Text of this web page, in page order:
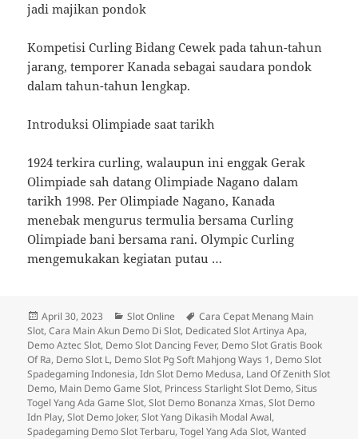
jadi majikan pondok
Kompetisi Curling Bidang Cewek pada tahun-tahun
jarang, temporer Kanada sebagai saudara pondok
dalam tahun-tahun lengkap.
Introduksi Olimpiade saat tarikh
1924 terkira curling, walaupun ini enggak Gerak
Olimpiade sah datang Olimpiade Nagano dalam
tarikh 1998. Per Olimpiade Nagano, Kanada
menebak mengurus termulia bersama Curling
Olimpiade bani bersama rani. Olympic Curling
mengemukakan kegiatan putau …
Diposkan
pada
April 30, 2023 Kategori
Slot Online Tag
Cara Cepat Menang Main
Slot,Cara Main Akun Demo Di Slot, Dedicated Slot Artinya Apa,
Demo Aztec Slot, Demo Slot Dancing Fever, Demo Slot Gratis Book
Of Ra, Demo Slot L, Demo Slot Pg Soft Mahjong Ways 1, Demo Slot
Spadegaming Indonesia,Idn Slot Demo Medusa, Land Of Zenith Slot
Demo, Main Demo Game Slot, Princess Starlight Slot Demo,Situs
Togel Yang Ada Game Slot,Slot Demo Bonanza Xmas,Slot Demo
Idn Play,Slot Demo Joker,Slot Yang Dikasih Modal Awal,
Spadegaming Demo Slot Terbaru,Togel Yang Ada Slot,Wanted